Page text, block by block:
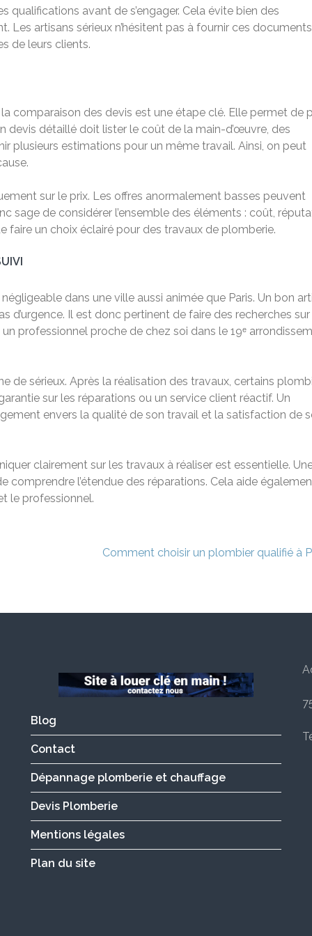
avant de s’engager. Cela évite bien des
Les artisans sérieux n’hésitent pas à fournir ces
de leurs clients.
comparaison des devis est une étape clé. Elle permet de
devis détaillé doit lister le coût de la main-d’œuvre, des
plusieurs estimations pour un même travail. Ainsi, on peut
sur le prix. Les offres anormalement basses peuvent
sage de considérer l’ensemble des éléments : coût,
faire un choix éclairé pour des travaux de plomberie.
dans une ville aussi animée que Paris. Un bon
d’urgence. Il est donc pertinent de faire des recherches sur
professionnel proche de chez soi dans le 19ᵉ
de sérieux. Après la réalisation des travaux, certains
sur les réparations ou un service client réactif. Un
envers la qualité de son travail et la satisfaction de
clairement sur les travaux à réaliser est essentielle.
l’étendue des réparations. Cela aide
le professionnel.
Comment choisir un plombier qualifié à
Blog
Contact
Dépannage plomberie et chauffage
Devis Plomberie
Mentions légales
Plan du site